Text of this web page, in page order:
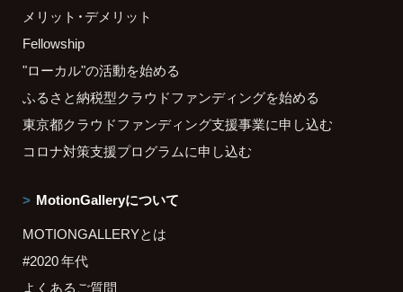
メリット・デメリット
Fellowship
"ローカル"の活動を始める
ふるさと納税型クラウドファンディングを始める
東京都クラウドファンディング支援事業に申し込む
コロナ対策支援プログラムに申し込む
MotionGalleryについて
MOTIONGALLERYとは
#2020 年代
よくあるご質問